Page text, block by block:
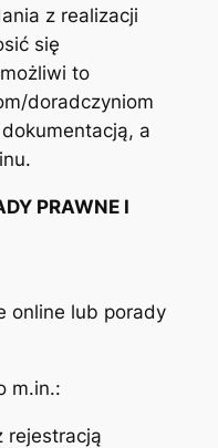
z realizacji
się
to
doradczyniom
a
PRAWNE I
online lub porady
m.in.:
rejestracją